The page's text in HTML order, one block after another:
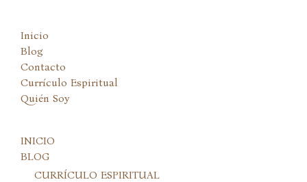
Inicio
Blog
Contacto
Currículo Espiritual
Quién Soy
INICIO
BLOG
CURRÍCULO ESPIRITUAL